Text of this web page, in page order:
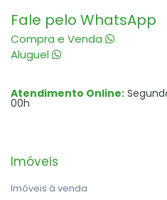
Fale pelo WhatsApp
Compra e Venda
Aluguel
Atendimento Online:
00h
Imóveis
Imóveis à venda